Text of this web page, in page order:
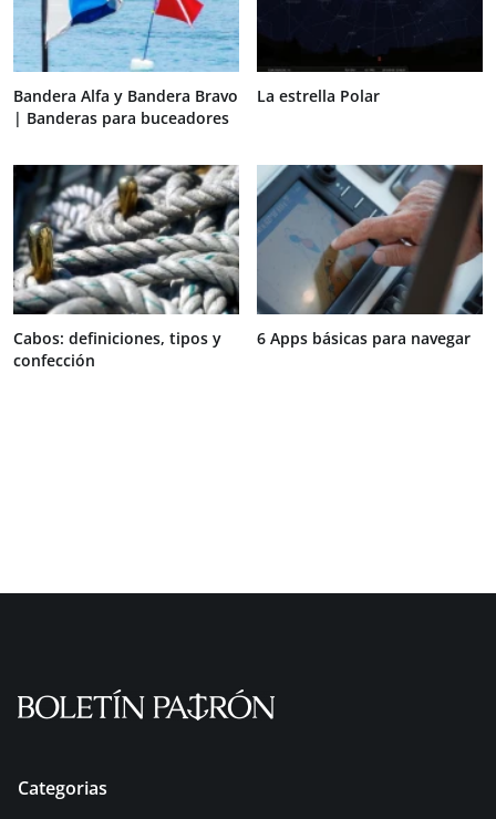
Bandera Alfa y Bandera Bravo
| Banderas para buceadores
La estrella Polar
Cabos: definiciones, tipos y
confección
6 Apps básicas para navegar
Categorias